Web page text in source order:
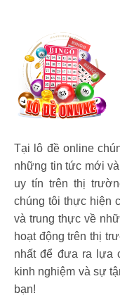
Tại lô đề online
những tin tức mới
uy tín trên thị
chúng tôi thực hiện
và trung thực về
hoạt động trên thị
nhất để đưa ra lựa
kinh nghiệm và sự
bạn!